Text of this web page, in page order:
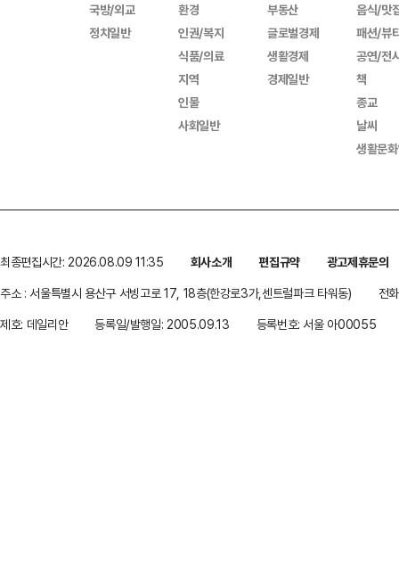
국방/외교
정치일반
환경
인권/복지
식품/의료
지역
인물
사회일반
부동산
글로벌경제
생활경제
경제일반
음식/맛
패션/뷰
공연/전
책
종교
날씨
생활문
최종편집시간: 2026.08.09 11:35 회사소개 편집규약
광고제휴문의
주소 : 서울특별시 용산구 서빙고로 17, 18층(한강로3가,센트럴파크 타워동)
전
제호: 데일리안
등록일/발행일: 2005.09.13 등록번호: 서울 아00055